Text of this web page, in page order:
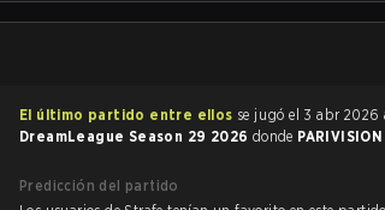
El último partido entre ellos se jugó el 3 abr 2026
DreamLeague Season 29 2026 donde PARIVISION
Predicción del partido